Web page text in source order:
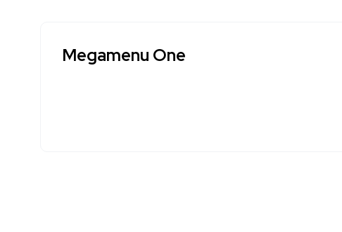
Megamenu One